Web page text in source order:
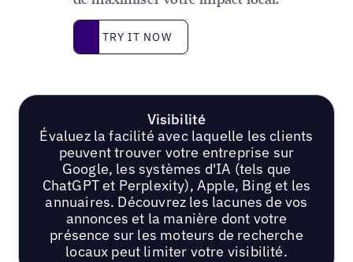
Try it nowTRY IT NOW
Visibilité
Évaluez la facilité avec laquelle les clients
peuvent trouver votre entreprise sur
Google, les systèmes d'IA (tels que
ChatGPT et Perplexity), Apple, Bing et les
annuaires. Découvrez les lacunes de vos
annonces et la manière dont votre
présence sur les moteurs de recherche
locaux peut limiter votre visibilité.